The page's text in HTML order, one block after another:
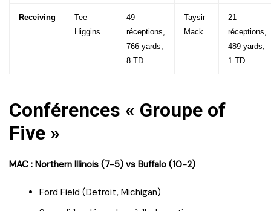
Receiving
Tee
Higgins
49
réceptions,
766 yards,
8 TD
Taysir
Mack
21
réceptions,
489 yards,
1 TD
Conférences « Groupe of
Five »
MAC : Northern Illinois (7-5) vs Buffalo (10-2)
Ford Field (Detroit, Michigan)